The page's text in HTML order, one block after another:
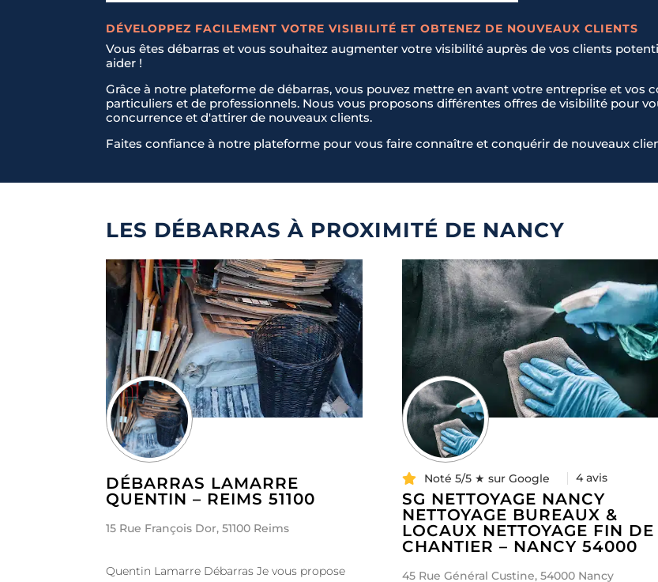
DÉVELOPPEZ FACILEMENT VOTRE VISIBILITÉ ET OBTENEZ DE NOUVEAUX CLIENTS
Vous êtes débarras et vous souhaitez augmenter votre visibilité auprès de vos clients
aider !
Grâce à notre plateforme de débarras, vous pouvez mettre en avant votre entreprise et vos
particuliers et de professionnels. Nous vous proposons différentes offres de visibilité pour
concurrence et d'attirer de nouveaux clients.
Faites confiance à notre plateforme pour vous faire connaître et conquérir de nouveaux
LES DÉBARRAS À PROXIMITÉ DE NANCY
DÉBARRAS LAMARRE
QUENTIN – REIMS 51100
15 Rue François Dor, 51100 Reims
Quentin Lamarre Débarras Je vous propose
Noté 5/5 ★ sur Google 4 avis
SG NETTOYAGE NANCY
NETTOYAGE BUREAUX &
LOCAUX NETTOYAGE FIN DE
CHANTIER – NANCY 54000
45 Rue Général Custine, 54000 Nancy